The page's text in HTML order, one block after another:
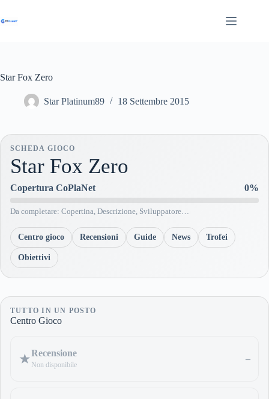
contenuto
Star Fox Zero
Star Platinum89 18 Settembre 2015
SCHEDA GIOCO
Star Fox Zero
Copertura CoPlaNet 0%
Da completare: Copertina, Descrizione, Sviluppatore…
Centro gioco Recensioni Guide News Trofei
Obiettivi
TUTTO IN UN POSTO
Centro Gioco
★Recensione
Non disponibile
–